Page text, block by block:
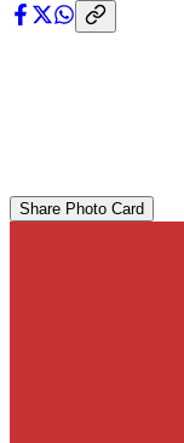
Share Photo Card